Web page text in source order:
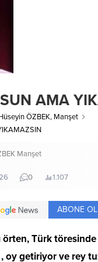
AMA
ÖZBEK, Manşet
Manşet
0 1.107
ABONE OL
örten, Türk
, oy getiriyor ve rey